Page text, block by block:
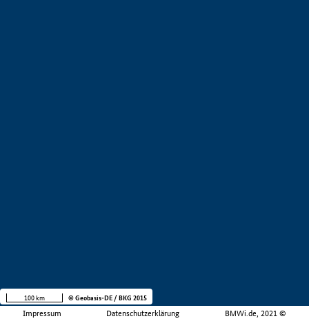
Impressum Datenschutzerklärung BMWi.de, 2021 ©
100 km © Geobasis-DE / BKG 2015